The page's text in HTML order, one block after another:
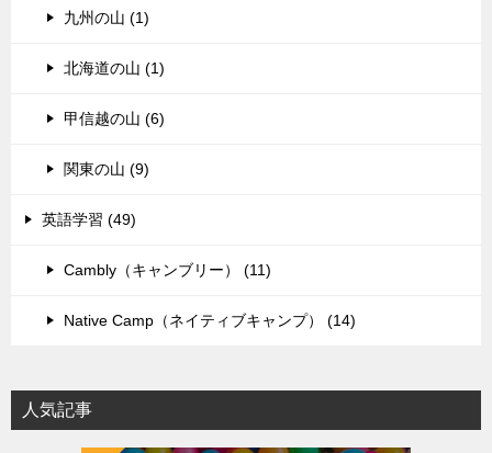
九州の山 (1)
北海道の山 (1)
甲信越の山 (6)
関東の山 (9)
英語学習 (49)
Cambly（キャンブリー） (11)
Native Camp（ネイティブキャンプ） (14)
人気記事